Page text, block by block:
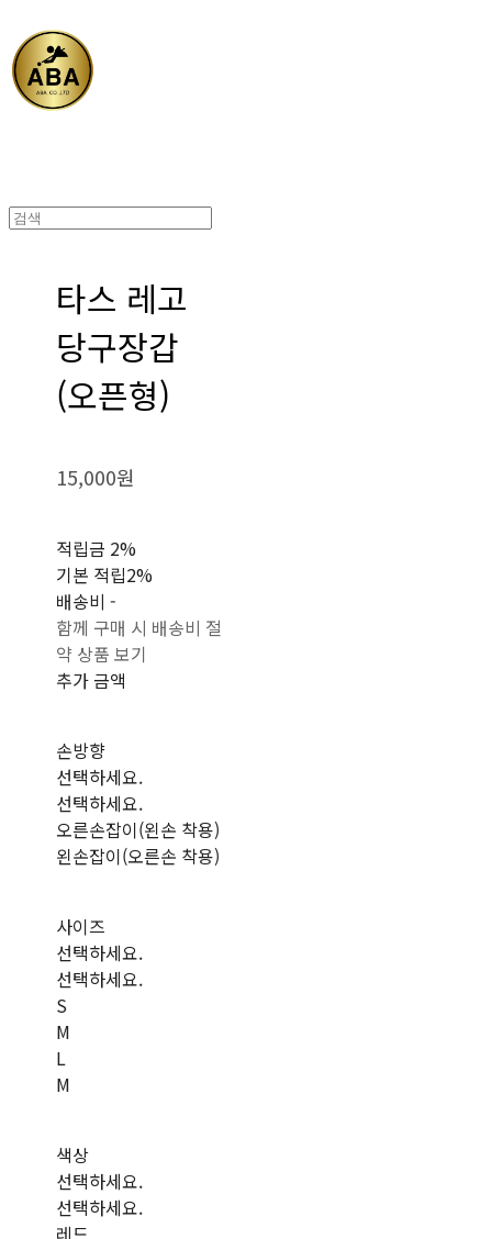
타스 레고
당구장갑
(오픈형)
15,000원
적립금 2%
기본 적립2%
배송비-
함께 구매 시 배송비 절
약 상품 보기
추가 금액
손방향
선택하세요.
선택하세요.
오른손잡이(왼손 착용)
왼손잡이(오른손 착용)
사이즈
선택하세요.
선택하세요.
S
M
L
M
색상
선택하세요.
선택하세요.
레드